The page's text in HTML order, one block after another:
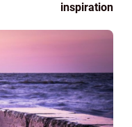
inspiration